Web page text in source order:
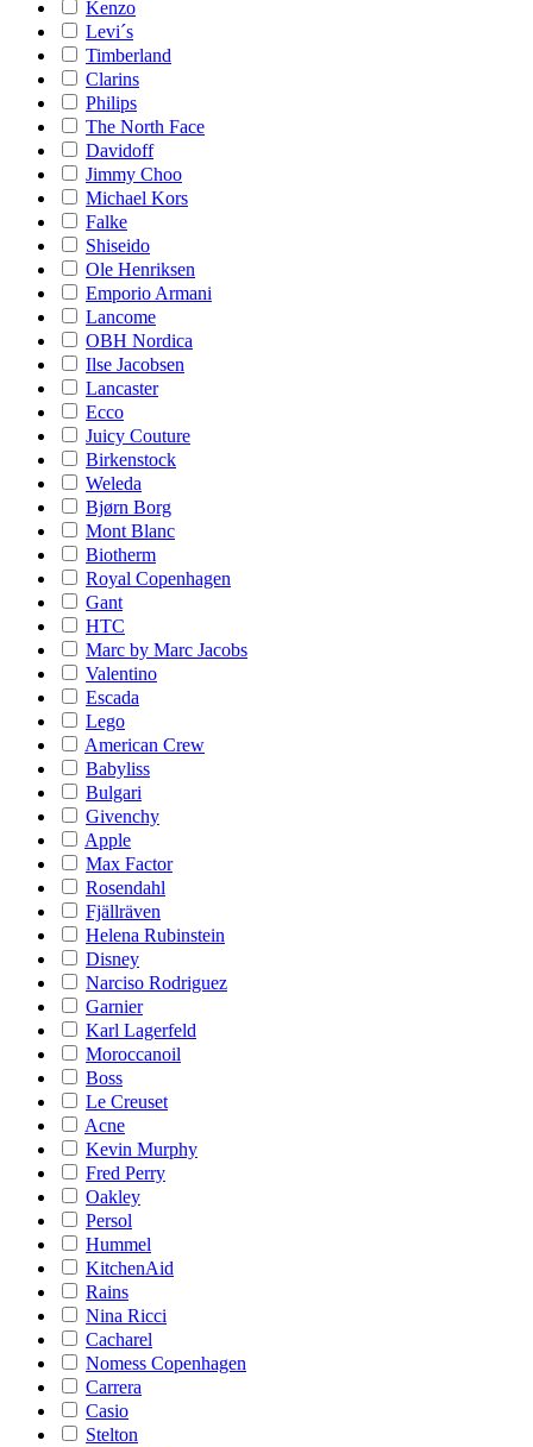
Kenzo
Levi´s
Timberland
Clarins
Philips
The North Face
Davidoff
Jimmy Choo
Michael Kors
Falke
Shiseido
Ole Henriksen
Emporio Armani
Lancome
OBH Nordica
Ilse Jacobsen
Lancaster
Ecco
Juicy Couture
Birkenstock
Weleda
Bjørn Borg
Mont Blanc
Biotherm
Royal Copenhagen
Gant
HTC
Marc by Marc Jacobs
Valentino
Escada
Lego
American Crew
Babyliss
Bulgari
Givenchy
Apple
Max Factor
Rosendahl
Fjällräven
Helena Rubinstein
Disney
Narciso Rodriguez
Garnier
Karl Lagerfeld
Moroccanoil
Boss
Le Creuset
Acne
Kevin Murphy
Fred Perry
Oakley
Persol
Hummel
KitchenAid
Rains
Nina Ricci
Cacharel
Nomess Copenhagen
Carrera
Casio
Stelton